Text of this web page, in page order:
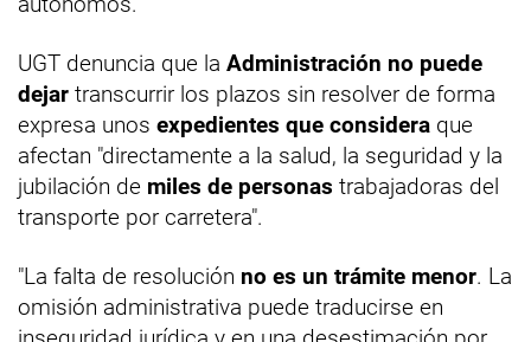
UGT denuncia que la Administración no puede
dejar transcurrir los plazos sin resolver de forma
expresa unos expedientes que considera que
afectan "directamente a la salud, la seguridad y la
jubilación de miles de personas trabajadoras del
transporte por carretera".
"La falta de resolución no es un trámite menor. La
omisión administrativa puede traducirse en